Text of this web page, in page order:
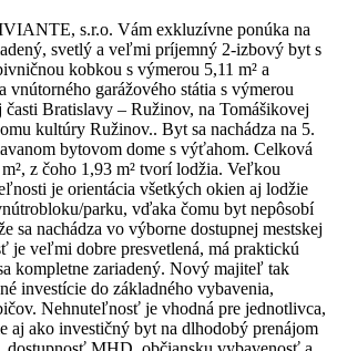
s.r.o. Vám exkluzívne ponúka na
svetlý a veľmi príjemný 2-izbový byt s
kobkou s výmerou 5,11 m² a
vnútorného garážového státia s výmerou
časti Bratislavy – Ružinov, na Tomášikovej
kultúry Ružinov.. Byt sa nachádza na 5.
bytovom dome s výťahom. Celková
z čoho 1,93 m² tvorí lodžia. Veľkou
je orientácia všetkých okien aj lodžie
parku, vďaka čomu byt nepôsobí
sa nachádza vo výborne dostupnej mestskej
je veľmi dobre presvetlená, má praktickú
kompletne zariadený. Nový majiteľ tak
investície do základného vybavenia,
Nehnuteľnosť je vhodná pre jednotlivca,
aj ako investičný byt na dlhodobý prenájom